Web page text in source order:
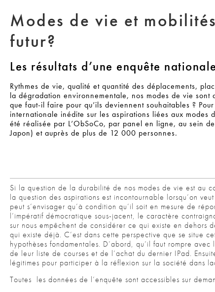
Modes de vie et
futur?
Les résultats d’une enquête nationale
Rythmes de vie, qualité et quantité des déplacements,
la dégradation environnementale, nos modes de vie
que faut-il faire pour qu’ils deviennent souhaitables ?
internationale inédite sur les aspirations liées aux
été réalisée par L’ObSoCo, par panel en ligne, au sein
Japon) et auprès de plus de 12 000 personnes.
Si la question de la durabilité de nos modes de vie est au
la question des aspirations est incontournable lorsqu’on
peut s’envisager qu’à condition qu’il soit en mesure de
l’impératif démocratique sous-jacent, le caractère
sur nous empêchent de considérer ce qui existe en dehors
qui existe déjà. C’est dans cette perspective que se situe
hypothèses fondamentales. D’abord, qu’il faut rompre
de leur liste de courses et de l’achat du dernier IPad.
légitimes pour participer à la réflexion sur la société dans
Toutes les données de l’enquête sont accessibles sur